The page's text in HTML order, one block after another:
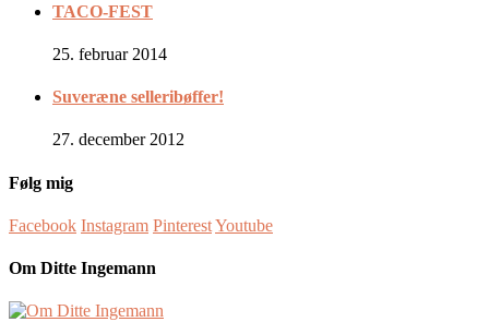
TACO-FEST
25. februar 2014
Suveræne selleribøffer!
27. december 2012
Følg mig
Facebook Instagram PinterestYoutube
Om Ditte Ingemann